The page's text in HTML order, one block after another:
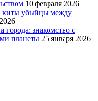
10 февраля 2026
киты убыйцы между
города: знакомство с
планеты 25 января 2026